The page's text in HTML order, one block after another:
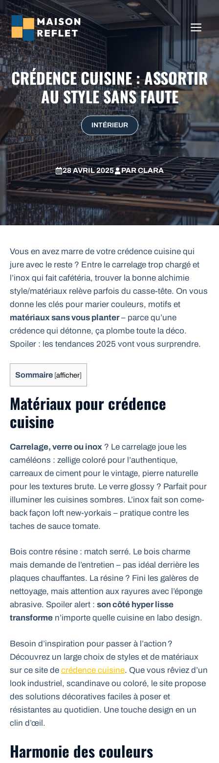
Aller
au
contenu
CRÉDENCE CUISINE : ASSORTIR
AU STYLE SANS FAUTE
INTÉRIEUR
28 AVRIL 2025 PARCLARA
Vous en avez marre de votre crédence cuisine qui
jure avec le reste ? Entre le carrelage trop chargé et
l’inox qui fait cafétéria, trouver la bonne alchimie
style/matériaux relève parfois du casse-tête. On vous
donne les clés pour marier couleurs, motifs et
matériaux sans vous planter– parce qu’une
crédence qui détonne, ça plombe toute la déco.
Spoiler : les tendances 2025 vont vous surprendre.
Sommaire [afficher]
Matériaux pour crédence
cuisine
Carrelage, verre ou inox ? Le carrelage joue les
caméléons : zellige coloré pour l’authentique,
carreaux de ciment pour le vintage, pierre naturelle
pour les textures brute. Le verre glossy ? Parfait pour
illuminer les cuisines sombres. L’inox fait son come-
back façon loft new-yorkais – pratique contre les
taches de sauce tomate.
Bois contre résine : match serré. Le bois charme
mais demande de l’entretien – pas idéal derrière les
plaques chauffantes. La résine ? Fini les galères de
nettoyage, mais attention aux rayures avec l’éponge
abrasive. Spoiler alert : son côté hyper lisse
transforme n’importe quelle cuisine en labo design.
Besoin d’inspiration pour passer à l’action ?
Découvrez un large choix de styles et de matériaux
sur ce site de crédence cuisine. Que vous rêviez d’un
look industriel, scandinave ou coloré, le site propose
des solutions décoratives faciles à poser et
résistantes au quotidien. Une touche design en un
clin d’œil.
Harmonie des couleurs